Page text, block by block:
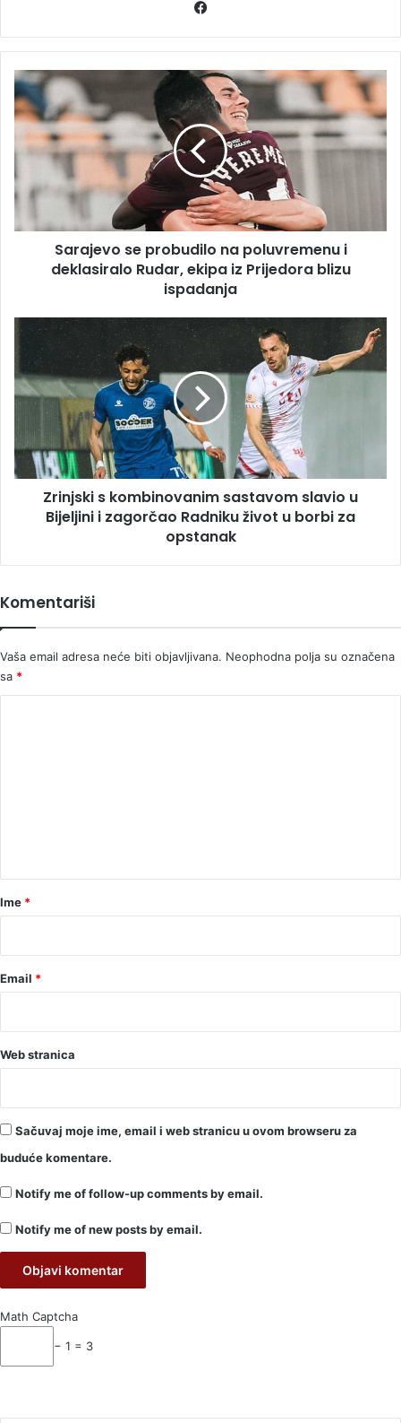
Sarajevo
se
probudilo
na
poluvremenu
i
deklasiralo
ekipa
Prijedora
Sarajevo se probudilo na poluvremenu i
deklasiralo Rudar, ekipa iz Prijedora blizu
ispadanja
Zrinjski
s
kombinovanim
sastavom
slavio
Bijeljini
i
zagorčao
Radniku
za
Zrinjski s kombinovanim sastavom slavio u
Bijeljini i zagorčao Radniku život u borbi za
opstanak
Komentariši
Vaša email adresa neće biti objavljivana. Neophodna polja su označena
sa *
rIme *
Email *
Web stranica
Sačuvaj moje ime, email i web stranicu u ovom browseru za
buduće komentare.
Notify me of follow-up comments by email.
Notify me of new posts by email.
Math Captcha
− 1 = 3